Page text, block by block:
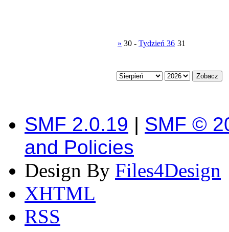
» 30 - Tydzień 36 31
SMF 2.0.19 | SMF ©
and Policies
Design By Files4Design
XHTML
RSS